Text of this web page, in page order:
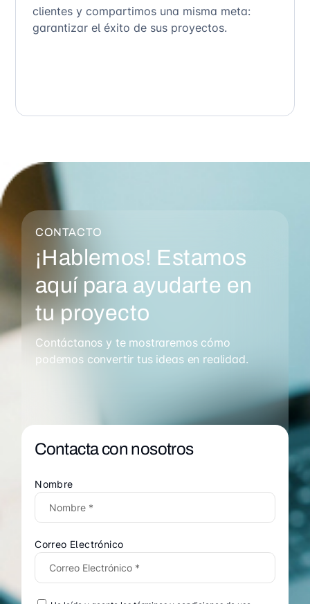
clientes y compartimos una misma meta:
garantizar el éxito de sus proyectos.
CONTACTO
¡Hablemos! Estamos
aquí para ayudarte en
tu proyecto
Contáctanos y te mostraremos cómo
podemos convertir tus ideas en realidad.
Contacta con nosotros
Nombre
Correo Electrónico